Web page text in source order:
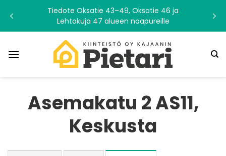
content
Tiedote Oksatie 43–49, Oksatie 46 ja
Lehtokuja 47 alueen naapureille
Asemakatu 2 AS11,
Keskusta